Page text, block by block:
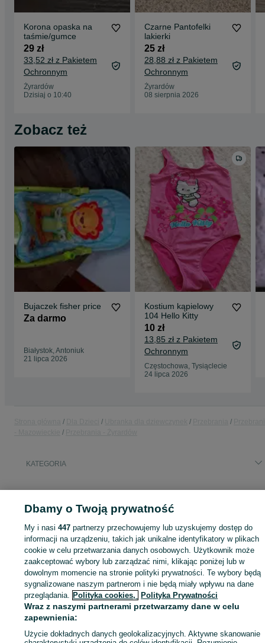
Korona opaska na
taśmie/gumce
29 zł
33,52 zł z Pakietem
Ochronnym
Żyrardów
Dzisiaj o 10:40
Czarne Pantofelki
lakierki
25 zł
28,88 zł z Pakietem
Ochronnym
Żyrardów
08 sierpnia 2026
Zobacz też
Bujaczek fisher price
Za darmo
Białystok, Antoniuk
21 lipca 2026
Kostium kąpielowy
104 Hello Kitty
10 zł
13,85 zł z Pakietem
Ochronnym
Częstochowa, Tysiąclecie
24 lipca 2026
KATEGORIA
Zaloguj się lub załóż konto na OLX, aby skontaktować się z
sprzedającym
Zaloguj się / Załóż konto
Wyślij wiadomość
Dbamy o Twoją prywatność
My i nasi447 partnerzy przechowujemy lub uzyskujemy dostęp do
informacji na urządzeniu, takich jak unikalne identyfikatory w plikach
cookie w celu przetwarzania danych osobowych. Użytkownik może
zaakceptować wybory lub zarządzać nimi, klikając poniżej lub w
dowolnym momencie na stronie polityki prywatności. Te wybory będą
sygnalizowane naszym partnerom i nie będą miały wpływu na dane
przeglądania. Polityka cookies, Polityka Prywatności
Wraz z naszymi partnerami przetwarzamy dane w celu
zapewnienia:
Użycie dokładnych danych geolokalizacyjnych. Aktywne skanowanie